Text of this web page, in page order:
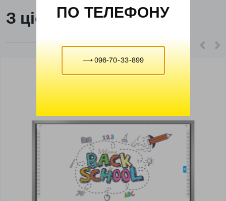
З цієї ж категорії
ПО ТЕЛЕФОНУ
⟶ 096-70-33-899